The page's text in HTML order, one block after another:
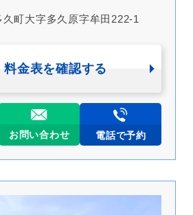
町大字多久原字牟田222-1
料金表を確認する
お問い合わせ 電話で予約